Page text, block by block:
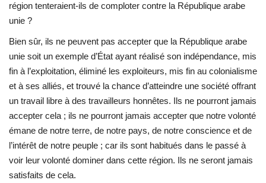
région tenteraient-ils de comploter contre la République arabe
unie ?
Bien sûr, ils ne peuvent pas accepter que la République arabe
unie soit un exemple d’État ayant réalisé son indépendance, mis
fin à l’exploitation, éliminé les exploiteurs, mis fin au colonialisme
et à ses alliés, et trouvé la chance d’atteindre une société offrant
un travail libre à des travailleurs honnêtes. Ils ne pourront jamais
accepter cela ; ils ne pourront jamais accepter que notre volonté
émane de notre terre, de notre pays, de notre conscience et de
l’intérêt de notre peuple ; car ils sont habitués dans le passé à
voir leur volonté dominer dans cette région. Ils ne seront jamais
satisfaits de cela.